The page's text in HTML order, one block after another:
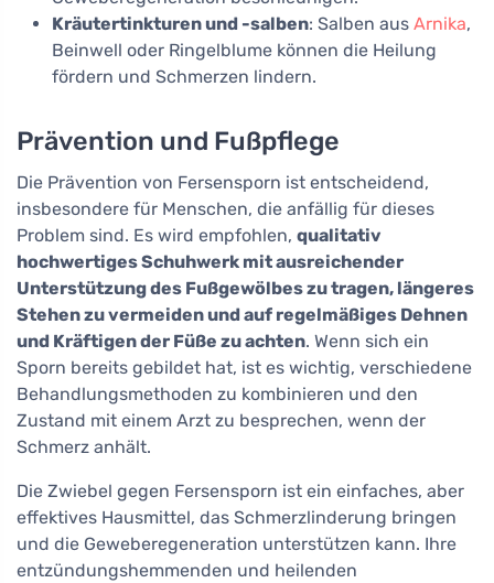
Kräutertinkturen und -salben: Salben aus Arnika,
Beinwell oder Ringelblume können die Heilung
fördern und Schmerzen lindern.
Prävention und Fußpflege
Die Prävention von Fersensporn ist entscheidend,
insbesondere für Menschen, die anfällig für dieses
Problem sind. Es wird empfohlen, qualitativ
hochwertiges Schuhwerk mit ausreichender
Unterstützung des Fußgewölbes zu tragen, längeres
Stehen zu vermeiden und auf regelmäßiges Dehnen
und Kräftigen der Füße zu achten. Wenn sich ein
Sporn bereits gebildet hat, ist es wichtig, verschiedene
Behandlungsmethoden zu kombinieren und den
Zustand mit einem Arzt zu besprechen, wenn der
Schmerz anhält.
Die Zwiebel gegen Fersensporn ist ein einfaches, aber
effektives Hausmittel, das Schmerzlinderung bringen
und die Geweberegeneration unterstützen kann. Ihre
entzündungshemmenden und heilenden